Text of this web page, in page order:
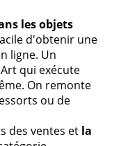
les objets
d'obtenir une
ligne. Un
qui exécute
On remonte
ou de
des ventes et la